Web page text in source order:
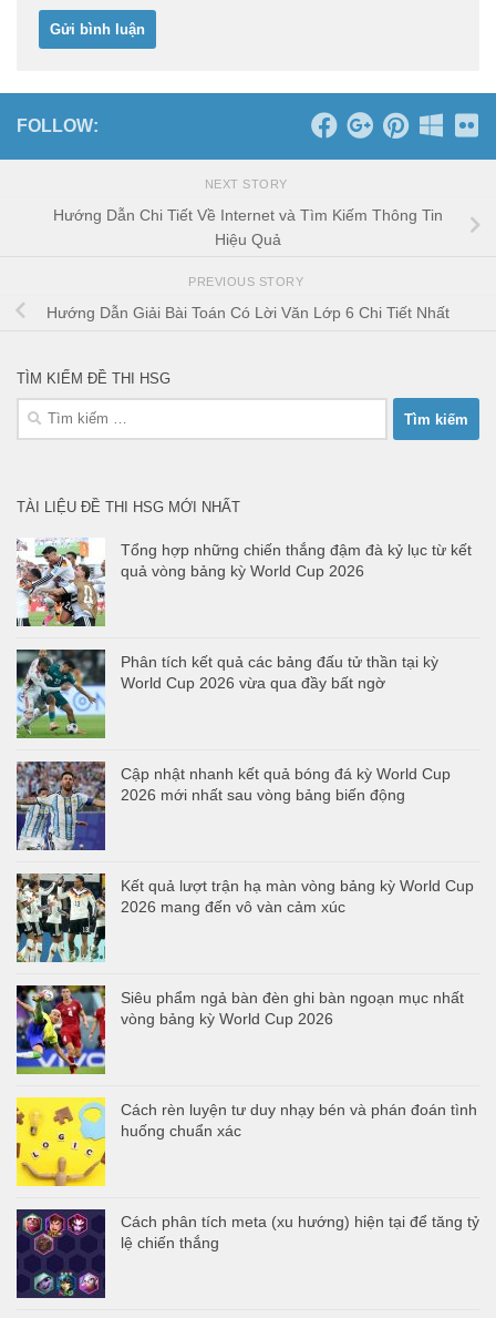
FOLLOW:
NEXT STORY
Hướng Dẫn Chi Tiết Về Internet và Tìm Kiếm Thông Tin
Hiệu Quả
PREVIOUS STORY
Hướng Dẫn Giải Bài Toán Có Lời Văn Lớp 6 Chi Tiết Nhất
TÌM KIẾM ĐỀ THI HSG
Tìm
TÀI LIỆU ĐỀ THI HSG MỚI NHẤT
Tổng hợp những chiến thắng đậm đà kỷ lục từ kết
quả vòng bảng kỳ World Cup 2026
Phân tích kết quả các bảng đấu tử thần tại kỳ
World Cup 2026 vừa qua đầy bất ngờ
Cập nhật nhanh kết quả bóng đá kỳ World Cup
2026 mới nhất sau vòng bảng biến động
Kết quả lượt trận hạ màn vòng bảng kỳ World Cup
2026 mang đến vô vàn cảm xúc
Siêu phẩm ngả bàn đèn ghi bàn ngoạn mục nhất
vòng bảng kỳ World Cup 2026
Cách rèn luyện tư duy nhạy bén và phán đoán tình
huống chuẩn xác
Cách phân tích meta (xu hướng) hiện tại để tăng tỷ
lệ chiến thắng